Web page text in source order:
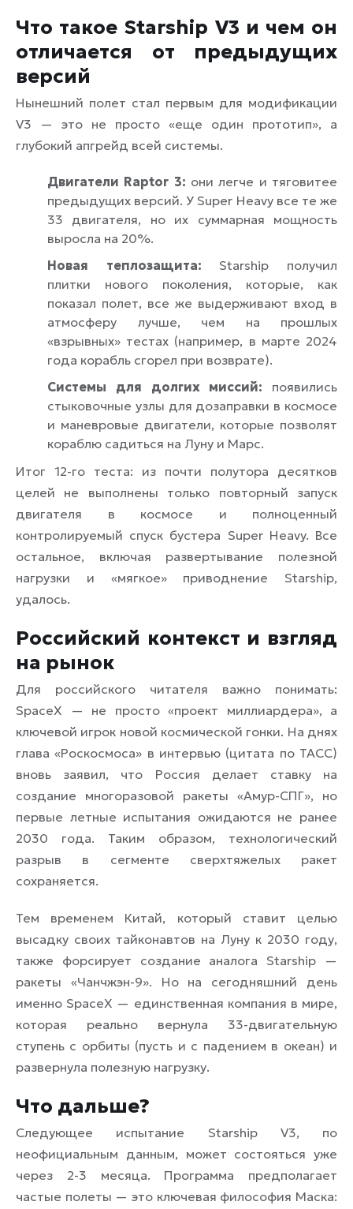
Что такое Starship V3 и чем он
отличается от предыдущих
версий
Нынешний полет стал первым для модификации
V3 — это не просто «еще один прототип», а
глубокий апгрейд всей системы.
Двигатели Raptor 3: они легче и тяговитее
предыдущих версий. У Super Heavy все те же
33 двигателя, но их суммарная мощность
выросла на 20%.
Новая теплозащита: Starship получил
плитки нового поколения, которые, как
показал полет, все же выдерживают вход в
атмосферу лучше, чем на прошлых
«взрывных» тестах (например, в марте 2024
года корабль сгорел при возврате).
Системы для долгих миссий: появились
стыковочные узлы для дозаправки в космосе
и маневровые двигатели, которые позволят
кораблю садиться на Луну и Марс.
Итог 12-го теста: из почти полутора десятков
целей не выполнены только повторный запуск
двигателя в космосе и полноценный
контролируемый спуск бустера Super Heavy. Все
остальное, включая развертывание полезной
нагрузки и «мягкое» приводнение Starship,
удалось.
Российский контекст и взгляд
на рынок
Для российского читателя важно понимать:
SpaceX — не просто «проект миллиардера», а
ключевой игрок новой космической гонки. На днях
глава «Роскосмоса» в интервью (цитата по ТАСС)
вновь заявил, что Россия делает ставку на
создание многоразовой ракеты «Амур-СПГ», но
первые летные испытания ожидаются не ранее
2030 года. Таким образом, технологический
разрыв в сегменте сверхтяжелых ракет
сохраняется.
Тем временем Китай, который ставит целью
высадку своих тайконавтов на Луну к 2030 году,
также форсирует создание аналога Starship —
ракеты «Чанчжэн-9». Но на сегодняшний день
именно SpaceX — единственная компания в мире,
которая реально вернула 33-двигательную
ступень с орбиты (пусть и с падением в океан) и
развернула полезную нагрузку.
Что дальше?
Следующее испытание Starship V3, по
неофициальным данным, может состояться уже
через 2-3 месяца. Программа предполагает
частые полеты — это ключевая философия Маска: